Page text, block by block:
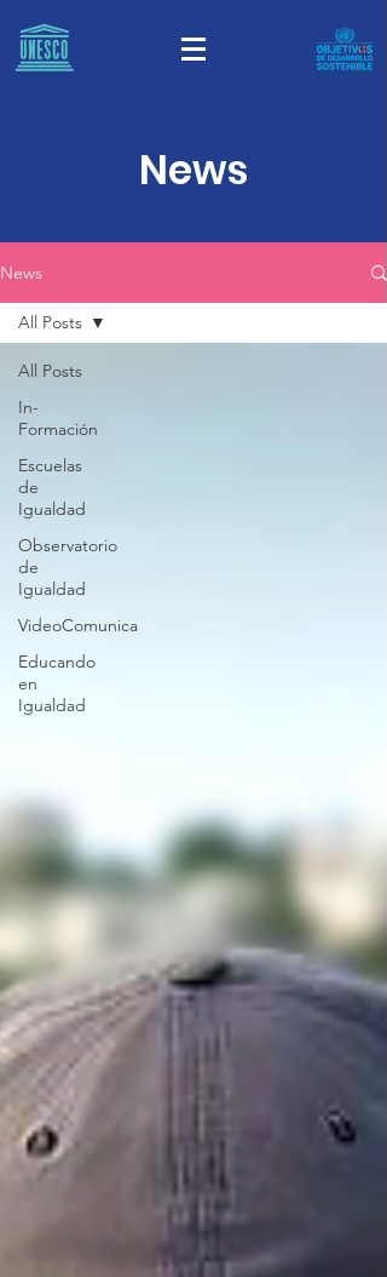
News
All Posts
In-
Formación
Escuelas
de
Igualdad
Observatorio
de
Igualdad
VideoComunica
Educando
en
Igualdad
All Posts
News